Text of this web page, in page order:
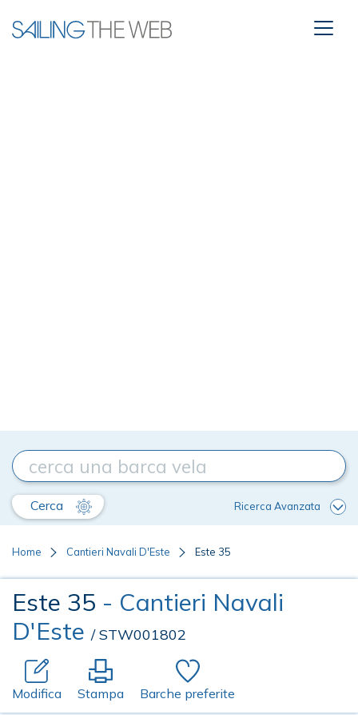
Cerca Ricerca Avanzata
Home Cantieri Navali D'Este Este 35
Este 35 - Cantieri Navali
D'Este / STW001802
Modifica Stampa Barche preferite